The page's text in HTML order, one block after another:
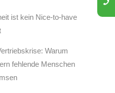
ist kein Nice-to-have
Warum
fehlende Menschen